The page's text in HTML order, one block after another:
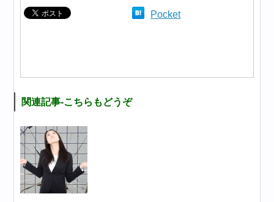
Pocket
関連記事-こちらもどうぞ